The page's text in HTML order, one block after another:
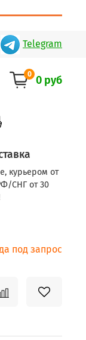
Telegram
0 0 руб
курьером от
СНГ от 30
под запрос